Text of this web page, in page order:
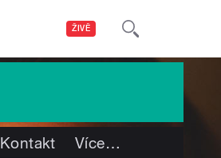
ŽIVĚ
Kontakt Více…